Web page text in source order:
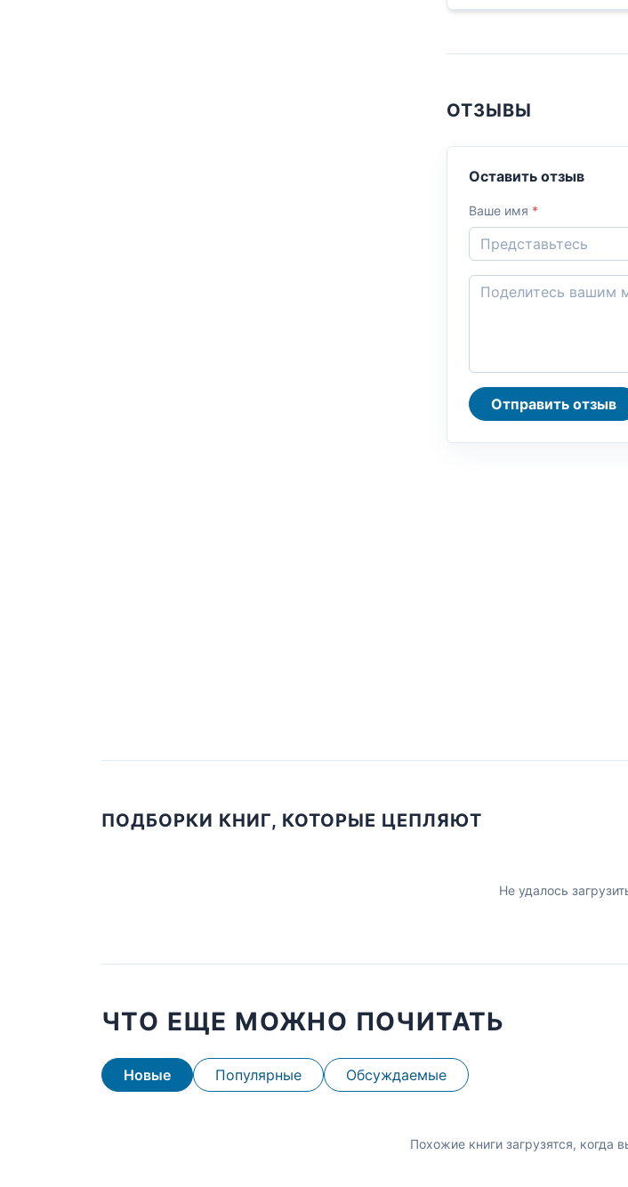
ОТЗЫВЫ
Оставить отзыв
Ваше имя *
Отправить отзыв
ПОДБОРКИ КНИГ, КОТОРЫЕ ЦЕПЛЯЮТ
Не удалось
ЧТО ЕЩЕ МОЖНО ПОЧИТАТЬ
Новые Популярные Обсуждаемые
Похожие книги загрузятся, когда